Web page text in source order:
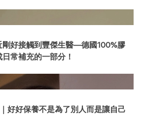
剛好接觸到豐傑生醫—德國100%膠
常補充的一部分！
｜好好保養不是為了別人而是讓自己